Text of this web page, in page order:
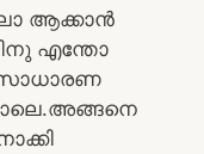
ആക്കാൻ
എന്തോ